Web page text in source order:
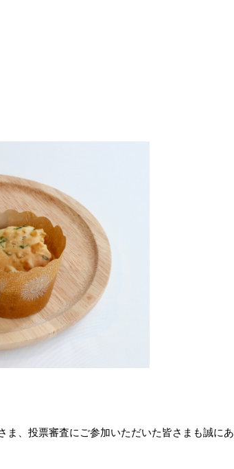
ま、投票審査にご参加いただいた皆さまも誠にあ